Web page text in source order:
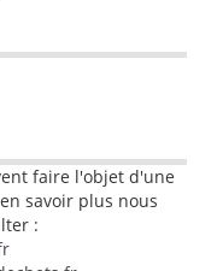
faire l'objet d'une
savoir plus nous
: